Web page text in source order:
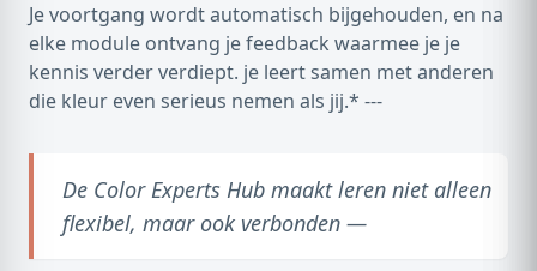
Je voortgang wordt automatisch bijgehouden, en na
elke module ontvang je feedback waarmee je je
kennis verder verdiept. je leert samen met anderen
die kleur even serieus nemen als jij.* ---
De Color Experts Hub maakt leren niet alleen
flexibel, maar ook verbonden —